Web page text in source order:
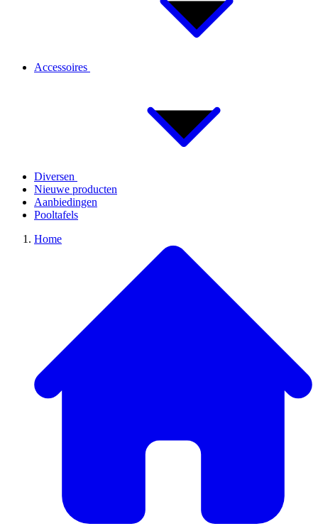
Accessoires
Diversen
Nieuwe producten
Aanbiedingen
Pooltafels
Home